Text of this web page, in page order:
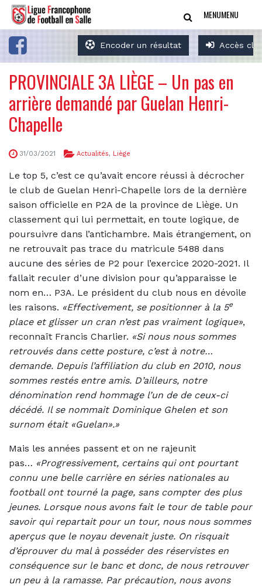
Encoder un résultat Accès
MENUMENU
PROVINCIALE 3A LIÈGE – Un pas en
arrière demandé par Guelan Henri-
Chapelle
31/03/2021 Actualités, Liège
Le top 5, c’est ce qu’avait encore réussi à décrocher
le club de Guelan Henri-Chapelle lors de la dernière
saison officielle en P2A de la province de Liège. Un
classement qui lui permettait, en toute logique, de
poursuivre dans l’antichambre. Mais étrangement, on
ne retrouvait pas trace du matricule 5488 dans
aucune des séries de P2 pour l’exercice 2020-2021. Il
fallait reculer d’une division pour qu’apparaisse le
nom en… P3A. Le président du club nous en dévoile
les raisons. «Effectivement, se positionner à la 5e
place et glisser un cran n’est pas vraiment logique»,
reconnaît Francis Charlier. «Si nous nous sommes
retrouvés dans cette posture, c’est à notre…
demande. Depuis l’affiliation du club en 2010, nous
sommes restés entre amis. D’ailleurs, notre
dénomination rend hommage l’un de de ceux-ci
décédé. Il se nommait Dominique Ghelen et son
surnom était «Guelan».»
Mais les années passent et on ne rajeunit
pas… «Progressivement, certains qui ont pourtant
connu une belle carrière en séries nationales au
football ont tourné la page, sans compter des plus
jeunes. Lorsque nous avons fait le tour de table pour
savoir qui repartait pour un tour, nous nous sommes
aperçus que le noyau devenait juste. On risquait
d’éprouver du mal à posséder des réservistes en
conséquence sur le banc et donc, de nous retrouver
un peu à la ramasse. Par précaution, nous avons